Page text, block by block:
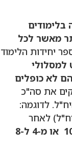
מאשר לכל
ב-2 את מספר יחידות הלימוד
למסלולי
לא כופלים
את סה"כ
לדוגמה:
לימוד (יח"ל) לאחר